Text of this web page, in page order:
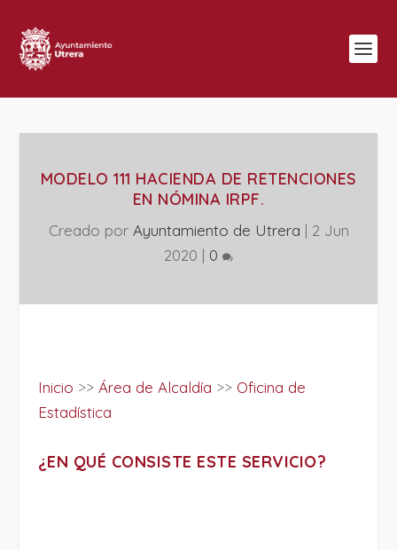
MODELO 111 HACIENDA DE RETENCIONES
EN NÓMINA IRPF.
Creado por Ayuntamiento de Utrera | 2 Jun
2020 | 0
Inicio >> Área de Alcaldía >> Oficina de
Estadística
¿EN QUÉ CONSISTE ESTE SERVICIO?